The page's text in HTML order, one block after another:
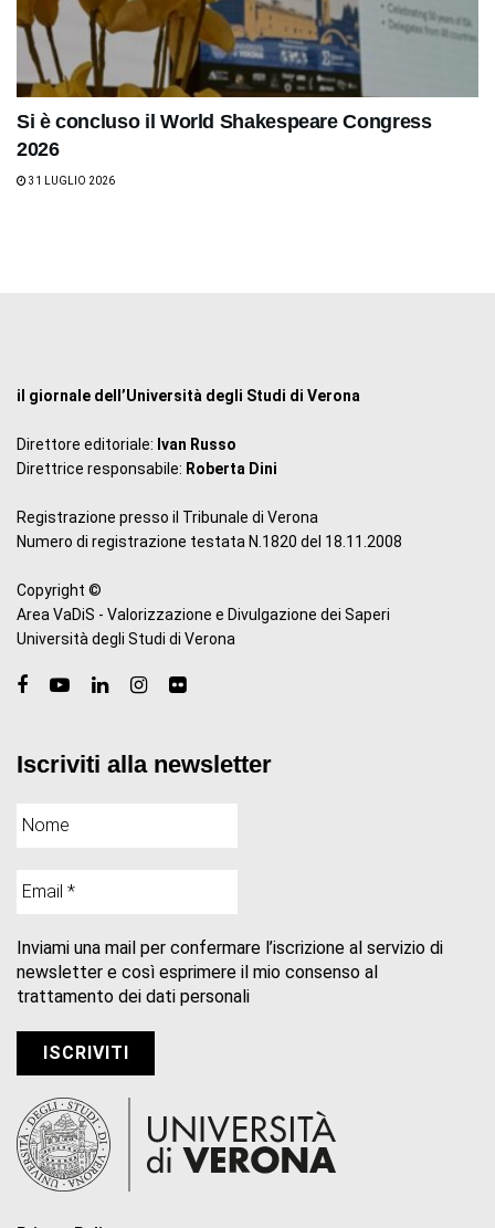
Si è concluso il World Shakespeare Congress
2026
31 LUGLIO 2026
il giornale dell’Università degli Studi di Verona
Direttore editoriale: Ivan Russo
Direttrice responsabile: Roberta Dini
Registrazione presso il Tribunale di Verona
Numero di registrazione testata N.1820 del 18.11.2008
Copyright ©
Area VaDiS - Valorizzazione e Divulgazione dei Saperi
Università degli Studi di Verona
Iscriviti alla newsletter
Inviami una mail per confermare l’iscrizione al servizio di
newsletter e così esprimere il mio consenso al
trattamento dei dati personali